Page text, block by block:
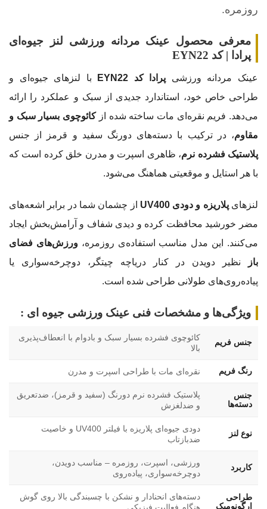
روزمره.
معرفی محصول عینک مردانه ورزشی لنز جیوه‌ای
پرادا | کد EYN22
عینک مردانه ورزشی پرادا کد EYN22
با لنزهای جیوه‌ای و
طراحی خاص خود، استاندارد جدیدی از سبک و عملکرد را ارائه
می‌دهد. فریم نقره‌ای مات ساخته شده از کائوچوی بسیار سبک و
مقاوم، در ترکیب با دسته‌های دو‌رنگ سفید و قرمز از جنس
پلاستیک فشرده نرم، ظاهری اسپرت و مدرن خلق کرده است که
با هر استایل و موقعیتی هماهنگ می‌شود.
لنزهای پلاریزه و دودی UV400
از چشمان شما در برابر اشعه‌های
مضر خورشید محافظت کرده و دیدی شفاف و آرامش‌بخش ایجاد
می‌کنند. این مدل مناسب استفاده‌ی روزمره، ورزش‌های فضای
بازنظیر دویدن در کنار دریاچه چیتگر، دوچرخه‌سواری یا
پیاده‌روی‌های طولانی طراحی شده است.
ویژگی‌ها و مشخصات فنی عینک ورزشی جیوه ای :
جنس فریم
کائوچوی فشرده بسیار سبک و بادوام با انعطاف‌پذیری
بالا
رنگ فریم نقره‌ای مات با طراحی اسپرت و مدرن
جنس
دسته‌ها
پلاستیک فشرده نرم دو‌رنگ (سفید و قرمز)، ضدتعریق
و ضدلغزش
نوع لنز
دودی جیوه‌ای پلاریزه با فیلتر UV400 و خاصیت
ضدبازتاب
کاربرد
ورزشی، اسپرت، روزمره – مناسب دویدن،
دوچرخه‌سواری، پیاده‌روی
طراحی
ارگونومیک
دسته‌های انحنادار و نشکن با چسبندگی بالا روی گوش
هنگام فعالیت فیزیکی